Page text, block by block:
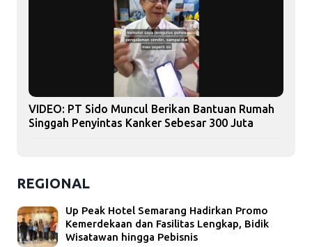
VIDEO: PT Sido Muncul Berikan Bantuan Rumah
Singgah Penyintas Kanker Sebesar 300 Juta
REGIONAL
Up Peak Hotel Semarang Hadirkan Promo
Kemerdekaan dan Fasilitas Lengkap, Bidik
Wisatawan hingga Pebisnis